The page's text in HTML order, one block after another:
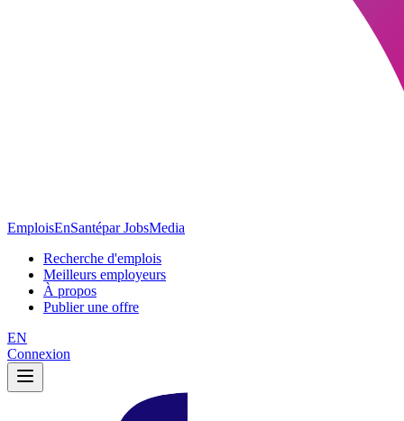
EmploisEnSantépar JobsMedia
Recherche d'emplois
Meilleurs employeurs
À propos
Publier une offre
EN
Connexion